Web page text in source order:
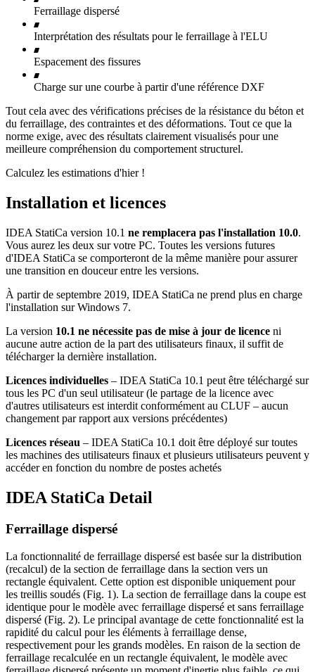
Ferraillage dispersé
Interprétation des résultats pour le ferraillage à l'ELU
Espacement des fissures
Charge sur une courbe à partir d'une référence DXF
Tout cela avec des vérifications précises de la résistance du béton et
du ferraillage, des contraintes et des déformations. Tout ce que la
norme exige, avec des résultats clairement visualisés pour une
meilleure compréhension du comportement structurel.
Calculez les estimations d'hier !
Installation et licences
IDEA StatiCa version 10.1 ne remplacera pas l'installation 10.0.
Vous aurez les deux sur votre PC. Toutes les versions futures
d'IDEA StatiCa se comporteront de la même manière pour assurer
une transition en douceur entre les versions.
À partir de septembre 2019, IDEA StatiCa ne prend plus en charge
l'installation sur Windows 7.
La version 10.1 ne nécessite pas de mise à jour de licence ni
aucune autre action de la part des utilisateurs finaux, il suffit de
télécharger la dernière installation.
Licences individuelles – IDEA StatiCa 10.1 peut être téléchargé sur
tous les PC d'un seul utilisateur (le partage de la licence avec
d'autres utilisateurs est interdit conformément au CLUF – aucun
changement par rapport aux versions précédentes)
Licences réseau – IDEA StatiCa 10.1 doit être déployé sur toutes
les machines des utilisateurs finaux et plusieurs utilisateurs peuvent y
accéder en fonction du nombre de postes achetés
IDEA StatiCa Detail
Ferraillage dispersé
La fonctionnalité de ferraillage dispersé est basée sur la distribution
(recalcul) de la section de ferraillage dans la section vers un
rectangle équivalent. Cette option est disponible uniquement pour
les treillis soudés (Fig. 1). La section de ferraillage dans la coupe est
identique pour le modèle avec ferraillage dispersé et sans ferraillage
dispersé (Fig. 2). Le principal avantage de cette fonctionnalité est la
rapidité du calcul pour les éléments à ferraillage dense,
respectivement pour les grands modèles. En raison de la section de
ferraillage recalculée en un rectangle équivalent, le modèle avec